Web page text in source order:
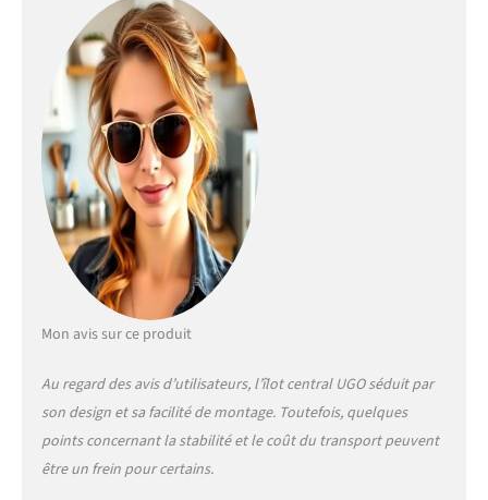
robuste avec sa
structure en PB
épaisseur 1,5 cm -
plateau épaisseur 3 cm
et métal gris
Dimensions globales :
Longueur 110 cm x
90 cm
Mon avis sur ce produit
Au regard des avis d’utilisateurs, l’îlot central UGO séduit par
son design et sa facilité de montage. Toutefois, quelques
points concernant la stabilité et le coût du transport peuvent
être un frein pour certains.